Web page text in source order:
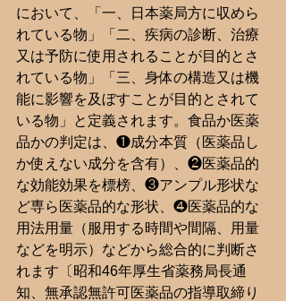
において、「一、日本薬局方に収めら
れている物」「二、疾病の診断、治療
又は予防に使用されることが目的とさ
れている物」「三、身体の構造又は機
能に影響を及ぼすことが目的とされて
いる物」と定義されます。食品か医薬
品かの判定は、❶成分本質（医薬品し
か使えない成分を含有）、❷医薬品的
な効能効果を標榜、❸アンプル形状な
ど専ら医薬品的な形状、❹医薬品的な
用法用量（服用する時間や間隔、用量
などを明示）などから総合的に判断さ
れます〔昭和46年厚生省薬務局長通
知、無承認無許可医薬品の指導取締り